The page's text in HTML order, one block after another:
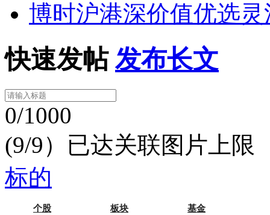
博时沪港深价值优选
快速发帖 发布长文
0/1000
(9/9）已达关联图片上限
标的
个股 板块 基金